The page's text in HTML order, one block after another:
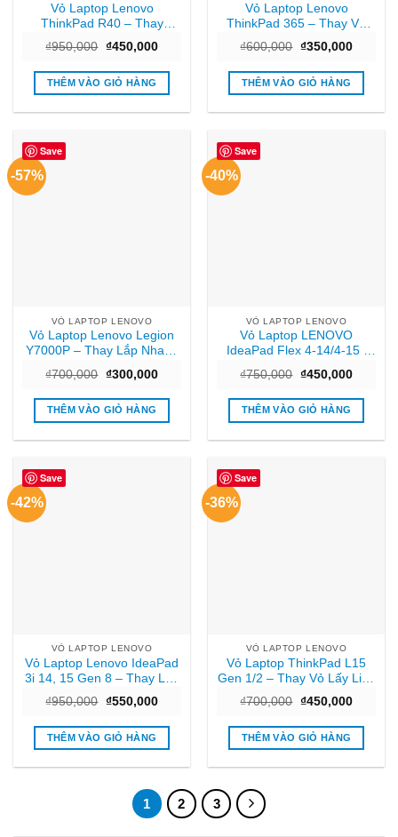
Vỏ Laptop Lenovo
ThinkPad R40 – Thay
₫950,000 Giá
là:
₫950,000.
₫450,000Giá
tại
₫450,000.
THÊM VÀO GIỎ HÀNG
Vỏ Laptop Lenovo
ThinkPad 365 – Thay Vỏ
₫600,000 Giá
là:
₫600,000.
₫350,000Giá
tại
THÊM VÀO GIỎ HÀNG
Save
-57%
VỎ LAPTOP LENOVO
Vỏ Laptop Lenovo Legion
Y7000P – Thay Lắp Nhanh
₫700,000 Giá
là:
₫700,000.
₫300,000Giá
tại
₫300,000.
THÊM VÀO GIỎ HÀNG
Save
-40%
VỎ LAPTOP LENOVO
Vỏ Laptop LENOVO
IdeaPad Flex 4-14/4-15 |
₫750,000 Giá
là:
₫750,000.
₫450,000Giá
tại
THÊM VÀO GIỎ HÀNG
Save
-42%
VỎ LAPTOP LENOVO
Vỏ Laptop Lenovo IdeaPad
3i 14, 15 Gen 8 – Thay Lấy
₫950,000 Giá
là:
₫950,000.
₫550,000Giá
tại
₫550,000.
THÊM VÀO GIỎ HÀNG
Save
-36%
VỎ LAPTOP LENOVO
Vỏ Laptop ThinkPad L15
Gen 1/2 – Thay Vỏ Lấy Liền
₫700,000 Giá
là:
₫700,000.
₫450,000Giá
tại
THÊM VÀO GIỎ HÀNG
1 2 3